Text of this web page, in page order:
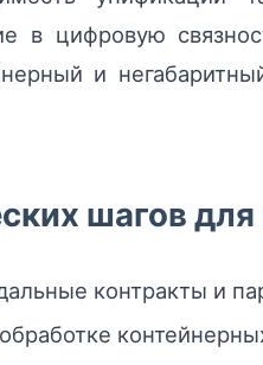
в цифровую
и
шагов
контракты и